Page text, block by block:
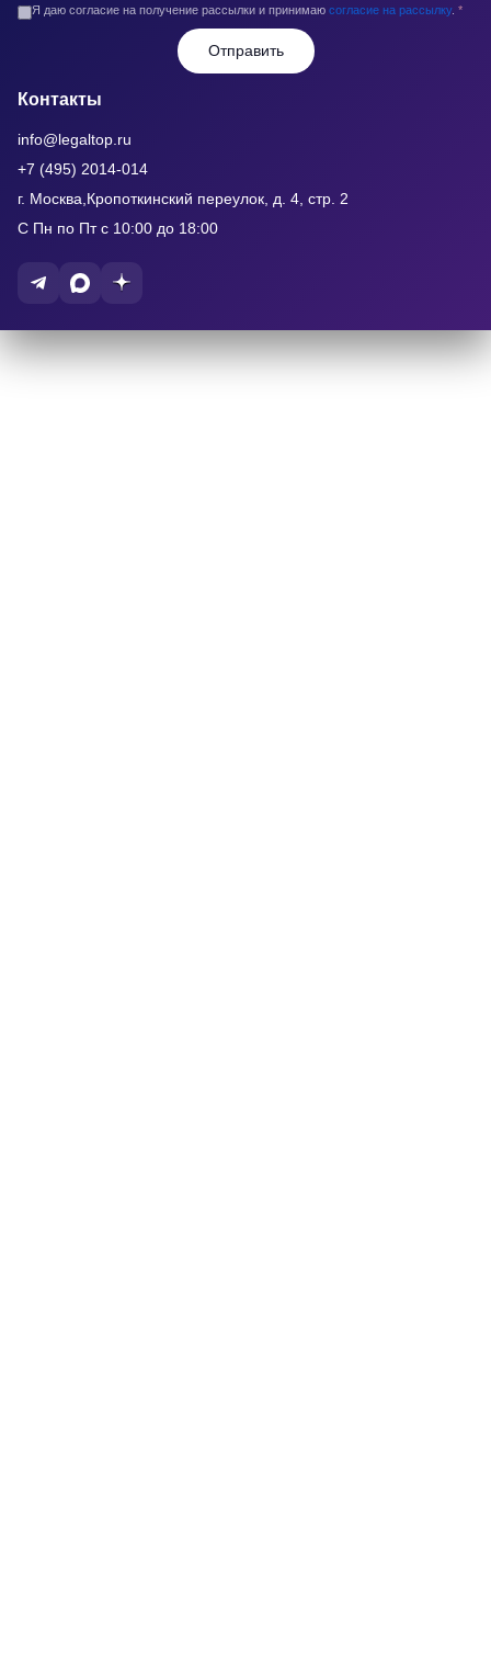
Я даю согласие на получение рассылки и принимаю согласие на рассылку. *
Отправить
Контакты
info@legaltop.ru
+7 (495) 2014-014
г. Москва,Кропоткинский переулок, д. 4, стр. 2
С Пн по Пт с 10:00 до 18:00